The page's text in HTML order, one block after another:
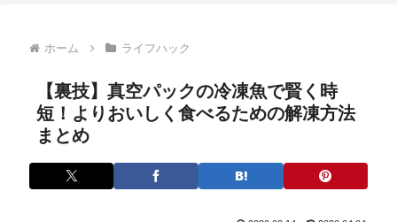
ホーム ライフハック
【裏技】真空パックの冷凍魚で賢く時
短！よりおいしく食べるための解凍方法
まとめ